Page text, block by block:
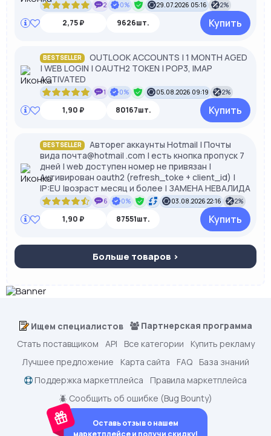
2 0% 29.07.2026 05:16 2%
2,75 ₽ 9626шт. Купить
BESTSELLER
OUTLOOK ACCOUNTS | 1 MONTH AGED
| WEB LOGIN | OAUTH2 TOKEN | POP3, IMAP
ACTIVATED
1 0% 05.08.2026 09:19 2%
1,90 ₽ 80167шт. Купить
BESTSELLER
Авторег аккаунты Hotmail | Почты
вида почта@hotmail .com | есть кнопка пропуск 7
дней | web доступен номер не привязан |
Активирован oauth2 (refresh_toke + client_id) |
IP:EU |возраст месяц и более | ЗАМЕНА НЕВАЛИДА
6 0% 03.08.2026 22:16 2%
1,90 ₽ 87551шт. Купить
Больше товаров >
Ищем специалистов
Партнерская программа
Стать поставщиком
API Все категории
Купить рекламу
Лучшее предложение
Карта сайта FAQ
База знаний
Поддержка маркетплейса
Правила маркетплейса
🪲 Сообщить об ошибке (Bug Bounty)
Оставь отзыв о нашем